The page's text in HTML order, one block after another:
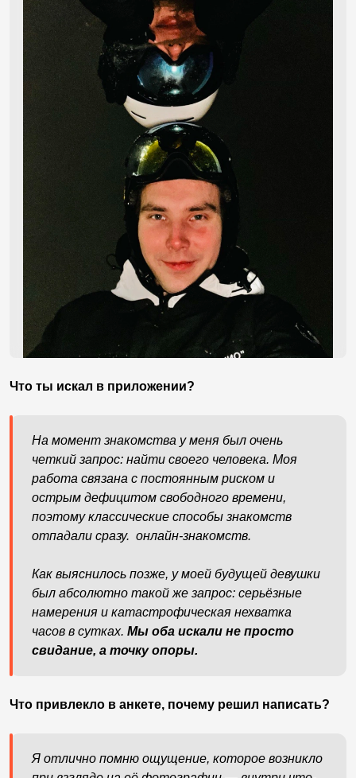
Что ты искал в приложении?
На момент знакомства у меня был очень
четкий запрос: найти своего человека. Моя
работа связана с постоянным риском и
острым дефицитом свободного времени,
поэтому классические способы знакомств
отпадали сразу. онлайн-знакомств.
Как выяснилось позже, у моей будущей девушки
был абсолютно такой же запрос: серьёзные
намерения и катастрофическая нехватка
часов в сутках. Мы оба искали не просто
свидание, а точку опоры.
Что привлекло в анкете, почему решил написать?
Я отлично помню ощущение, которое возникло